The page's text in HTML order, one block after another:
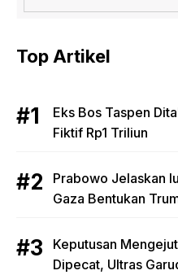
Top Artikel
Eks Bos Taspen
Fiktif Rp1 Triliun
Prabowo Jelaskan
Gaza Bentukan
Keputusan
Dipecat, Ultras